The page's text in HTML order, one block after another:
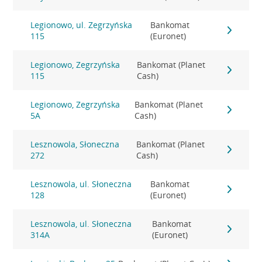
Legionowo, ul. Zegrzyńska
115
Bankomat
(Euronet)
Legionowo, Zegrzyńska
115
Bankomat (Planet
Cash)
Legionowo, Zegrzyńska
5A
Bankomat (Planet
Cash)
Lesznowola, Słoneczna
272
Bankomat (Planet
Cash)
Lesznowola, ul. Słoneczna
128
Bankomat
(Euronet)
Lesznowola, ul. Słoneczna
314A
Bankomat
(Euronet)